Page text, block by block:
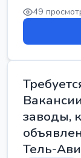
49
заводы,
Тель-